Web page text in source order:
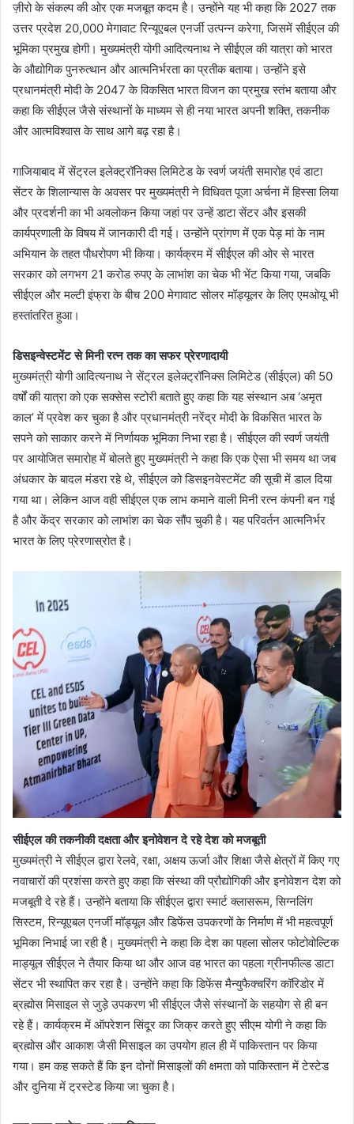
ज़ीरो के संकल्प की ओर एक मजबूत कदम है। उन्होंने यह भी कहा कि 2027 तक
उत्तर प्रदेश 20,000 मेगावाट रिन्यूएबल एनर्जी उत्पन्न करेगा, जिसमें सीईएल की
भूमिका प्रमुख होगी। मुख्यमंत्री योगी आदित्यनाथ ने सीईएल की यात्रा को भारत
के औद्योगिक पुनरुत्थान और आत्मनिर्भरता का प्रतीक बताया। उन्होंने इसे
प्रधानमंत्री मोदी के 2047 के विकसित भारत विजन का प्रमुख स्तंभ बताया और
कहा कि सीईएल जैसे संस्थानों के माध्यम से ही नया भारत अपनी शक्ति, तकनीक
और आत्मविश्वास के साथ आगे बढ़ रहा है।
गाजियाबाद में सेंट्रल इलेक्ट्रॉनिक्स लिमिटेड के स्वर्ण जयंती समारोह एवं डाटा
सेंटर के शिलान्यास के अवसर पर मुख्यमंत्री ने विधिवत पूजा अर्चना में हिस्सा लिया
और प्रदर्शनी का भी अवलोकन किया जहां पर उन्हें डाटा सेंटर और इसकी
कार्यप्रणाली के विषय में जानकारी दी गई। उन्होंने प्रांगण में एक पेड़ मां के नाम
अभियान के तहत पौधरोपण भी किया। कार्यक्रम में सीईएल की ओर से भारत
सरकार को लगभग 21 करोड रुपए के लाभांश का चेक भी भेंट किया गया, जबकि
सीईएल और मल्टी इंफ्रा के बीच 200 मेगावाट सोलर मॉड्यूलर के लिए एमओयू भी
हस्तांतरित हुआ।
डिसइन्वेस्टमेंट से मिनी रत्न तक का सफर प्रेरणादायी
मुख्यमंत्री योगी आदित्यनाथ ने सेंट्रल इलेक्ट्रॉनिक्स लिमिटेड (सीईएल) की 50
वर्षों की यात्रा को एक सक्सेस स्टोरी बताते हुए कहा कि यह संस्थान अब ‘अमृत
काल’ में प्रवेश कर चुका है और प्रधानमंत्री नरेंद्र मोदी के विकसित भारत के
सपने को साकार करने में निर्णायक भूमिका निभा रहा है। सीईएल की स्वर्ण जयंती
पर आयोजित समारोह में बोलते हुए मुख्यमंत्री ने कहा कि एक ऐसा भी समय था जब
अंधकार के बादल मंडरा रहे थे, सीईएल को डिसइनवेस्टमेंट की सूची में डाल दिया
गया था। लेकिन आज वही सीईएल एक लाभ कमाने वाली मिनी रत्न कंपनी बन गई
है और केंद्र सरकार को लाभांश का चेक सौंप चुकी है। यह परिवर्तन आत्मनिर्भर
भारत के लिए प्रेरणास्रोत है।
सीईएल की तकनीकी दक्षता और इनोवेशन दे रहे देश को मजबूती
मुख्यमंत्री ने सीईएल द्वारा रेलवे, रक्षा, अक्षय ऊर्जा और शिक्षा जैसे क्षेत्रों में किए गए
नवाचारों की प्रशंसा करते हुए कहा कि संस्था की प्रौद्योगिकी और इनोवेशन देश को
मजबूती दे रहे हैं। उन्होंने बताया कि सीईएल द्वारा स्मार्ट क्लासरूम, सिग्नलिंग
सिस्टम, रिन्यूएबल एनर्जी मॉड्यूल और डिफेंस उपकरणों के निर्माण में भी महत्वपूर्ण
भूमिका निभाई जा रही है। मुख्यमंत्री ने कहा कि देश का पहला सोलर फोटोवोल्टिक
माड्यूल सीईएल ने तैयार किया था और आज वह भारत का पहला ग्रीनफील्ड डाटा
सेंटर भी स्थापित कर रहा है। उन्होंने कहा कि डिफेंस मैन्युफैक्चरिंग कॉरिडोर में
ब्रह्मोस मिसाइल से जुड़े उपकरण भी सीईएल जैसे संस्थानों के सहयोग से ही बन
रहे हैं। कार्यक्रम में ऑपरेशन सिंदूर का जिक्र करते हुए सीएम योगी ने कहा कि
ब्रह्मोस और आकाश जैसी मिसाइल का उपयोग हाल ही में पाकिस्तान पर किया
गया। हम कह सकते हैं कि इन दोनों मिसाइलों की क्षमता को पाकिस्तान में टेस्टेड
और दुनिया में ट्रस्टेड किया जा चुका है।